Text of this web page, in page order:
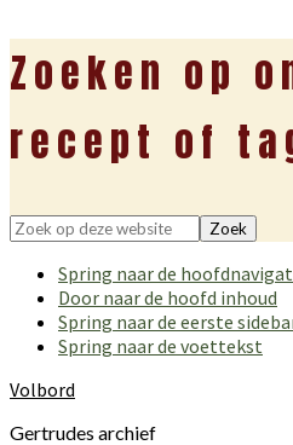
Zoeken op
recept of
Zoek
deze
website
Spring naar de
Door naar de hoofd inhoud
Spring naar de eerste
Spring naar de voettekst
Volbord
Gertrudes archief